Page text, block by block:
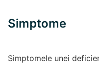
Simptome
Simptomele unei